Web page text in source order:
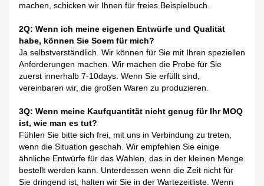
machen, schicken wir Ihnen für freies Beispielbuch.
2Q: Wenn ich meine eigenen Entwürfe und Qualität
habe, können Sie Soem für mich?
Ja selbstverständlich. Wir können für Sie mit Ihren speziellen
Anforderungen machen. Wir machen die Probe für Sie
zuerst innerhalb 7-10days. Wenn Sie erfüllt sind,
vereinbaren wir, die großen Waren zu produzieren.
3Q: Wenn meine Kaufquantität nicht genug für Ihr MOQ
ist, wie man es tut?
Fühlen Sie bitte sich frei, mit uns in Verbindung zu treten,
wenn die Situation geschah. Wir empfehlen Sie einige
ähnliche Entwürfe für das Wählen, das in der kleinen Menge
bestellt werden kann. Unterdessen wenn die Zeit nicht für
Sie dringend ist, halten wir Sie in der Wartezeitliste. Wenn